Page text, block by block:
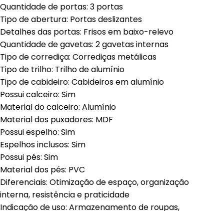
Quantidade de portas: 3 portas
Tipo de abertura: Portas deslizantes
Detalhes das portas: Frisos em baixo-relevo
Quantidade de gavetas: 2 gavetas internas
Tipo de corrediça: Corrediças metálicas
Tipo de trilho: Trilho de alumínio
Tipo de cabideiro: Cabideiros em alumínio
Possui calceiro: Sim
Material do calceiro: Alumínio
Material dos puxadores: MDF
Possui espelho: Sim
Espelhos inclusos: Sim
Possui pés: Sim
Material dos pés: PVC
Diferenciais: Otimização de espaço, organização
interna, resistência e praticidade
Indicação de uso: Armazenamento de roupas,